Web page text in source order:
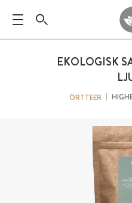
EKOLOGISK
ÖRTTEER